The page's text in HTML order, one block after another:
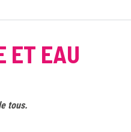
ET EAU
tous.